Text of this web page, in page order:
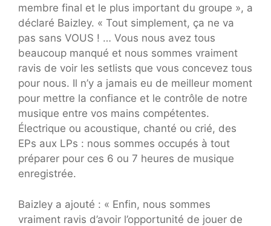
membre final et le plus important du groupe », a
déclaré Baizley. « Tout simplement, ça ne va
pas sans VOUS ! … Vous nous avez tous
beaucoup manqué et nous sommes vraiment
ravis de voir les setlists que vous concevez tous
pour nous. Il n’y a jamais eu de meilleur moment
pour mettre la confiance et le contrôle de notre
musique entre vos mains compétentes.
Électrique ou acoustique, chanté ou crié, des
EPs aux LPs : nous sommes occupés à tout
préparer pour ces 6 ou 7 heures de musique
enregistrée.
Baizley a ajouté : « Enfin, nous sommes
vraiment ravis d’avoir l’opportunité de jouer de